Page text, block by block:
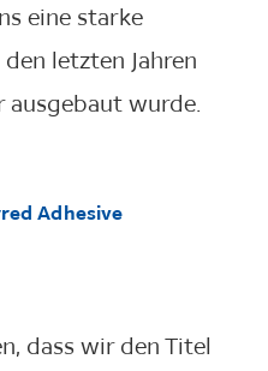
eine starke
letzten Jahren
wurde.
Adhesive
dass wir den Titel